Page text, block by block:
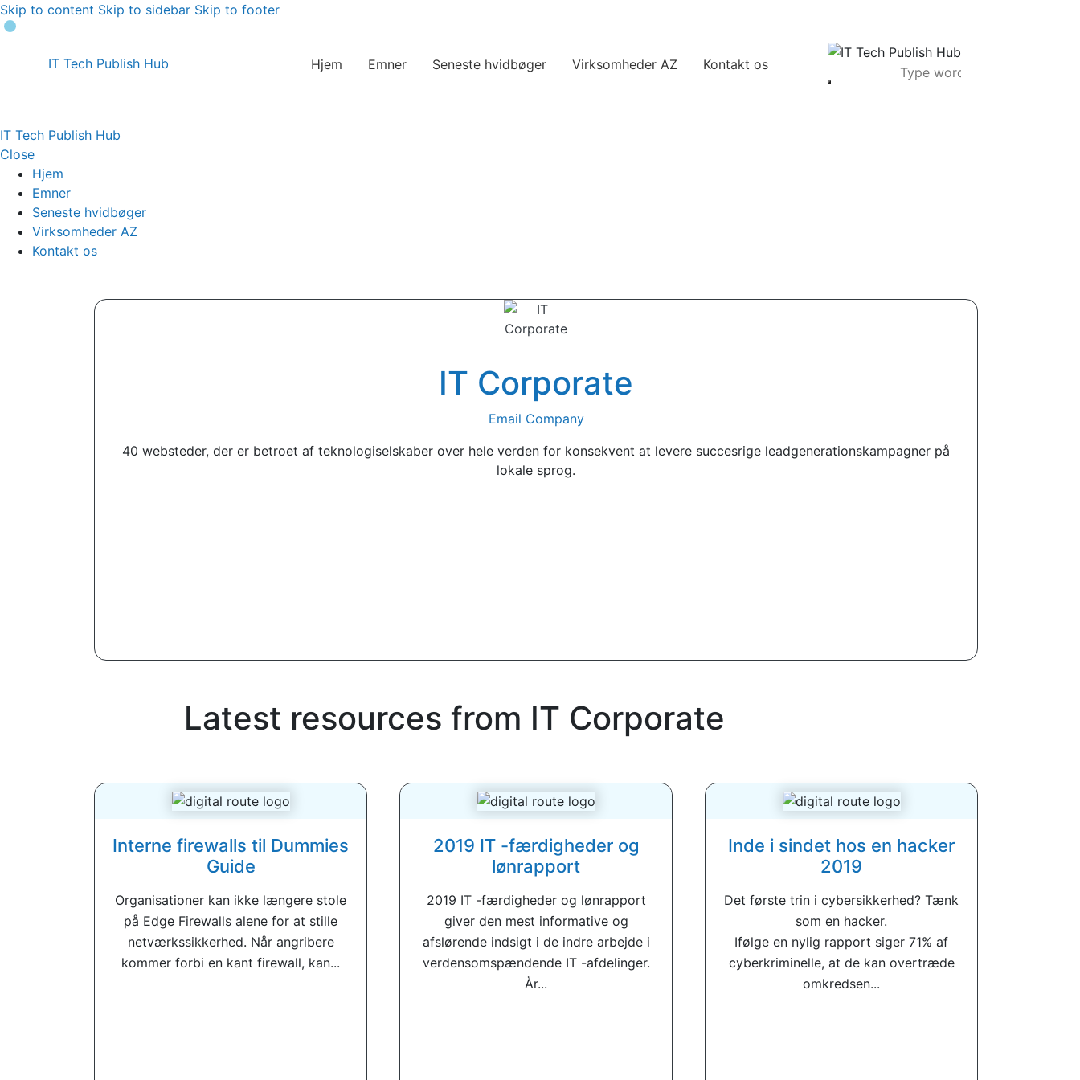
Skip to content Skip to sidebar Skip to footer
IT Tech Publish Hub Hjem Emner Seneste hvidbøger Virksomheder AZ Kontakt os
IT Tech Publish Hub
Close
Hjem
Emner
Seneste hvidbøger
Virksomheder AZ
Kontakt os
IT Corporate
Email Company
40 websteder, der er betroet af teknologiselskaber over hele verden for konsekvent at levere succesrige leadgenerationskampagner på
lokale sprog.
Latest resources from IT Corporate
Interne firewalls til Dummies
Guide
Organisationer kan ikke længere stole
på Edge Firewalls alene for at stille
netværkssikkerhed. Når angribere
kommer forbi en kant firewall, kan...
2019 IT -færdigheder og
lønrapport
2019 IT -færdigheder og lønrapport
giver den mest informative og
afslørende indsigt i de indre arbejde i
verdensomspændende IT -afdelinger.
År...
Inde i sindet hos en hacker
2019
Det første trin i cybersikkerhed? Tænk
som en hacker.
Ifølge en nylig rapport siger 71% af
cyberkriminelle, at de kan overtræde
omkredsen...